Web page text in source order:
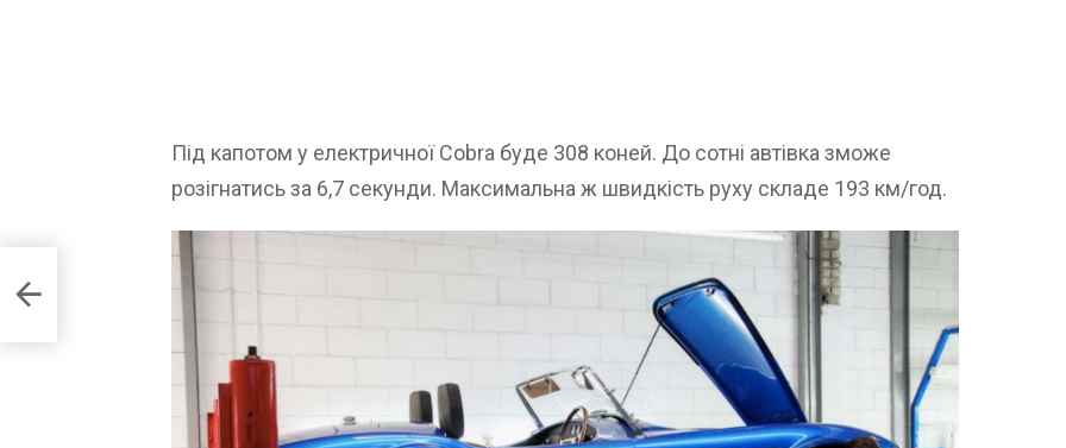
Під капотом у електричної Cobra буде 308 коней. До сотні автівка зможе
розігнатись за 6,7 секунди. Максимальна ж швидкість руху складе 193 км/год.